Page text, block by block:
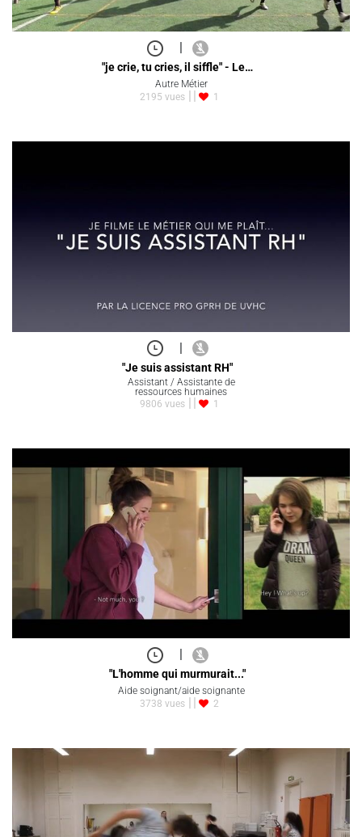
|
"je crie, tu cries, il siffle" - Le…
Autre Métier
2195 vues
1
|
"Je suis assistant RH"
Assistant / Assistante de
ressources humaines
9806 vues
1
|
"L'homme qui murmurait..."
Aide soignant/aide soignante
3738 vues
2